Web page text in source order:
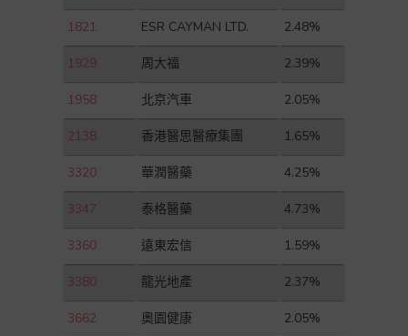
1821 ESR CAYMAN LTD. 2.48%
1929 周大福 2.39%
1958 北京汽車 2.05%
2138 香港醫思醫療集團 1.65%
3320 華潤醫藥 4.25%
3347 泰格醫藥 4.73%
3360 遠東宏信 1.59%
3380 龍光地產 2.37%
3662 奧園健康 2.05%